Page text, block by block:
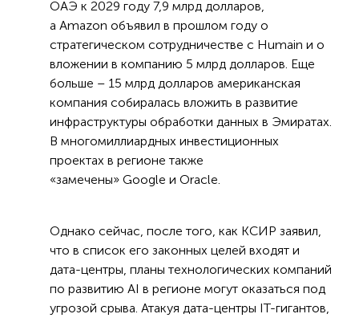
ОАЭ к 2029 году 7,9 млрд долларов,
а Amazon объявил в прошлом году о
стратегическом сотрудничестве с Humain и о
вложении в компанию 5 млрд долларов. Еще
больше – 15 млрд долларов американская
компания собиралась вложить в развитие
инфраструктуры обработки данных в Эмиратах.
В многомиллиардных инвестиционных
проектах в регионе также
«замечены» Google и Oracle.
Однако сейчас, после того, как КСИР заявил,
что в список его законных целей входят и
дата-центры, планы технологических компаний
по развитию AI в регионе могут оказаться под
угрозой срыва. Атакуя дата-центры IT-гигантов,